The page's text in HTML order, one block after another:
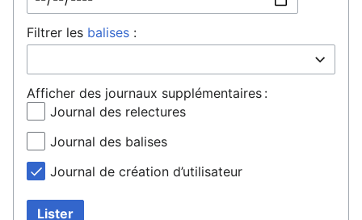
Filtrer les balises :
Afficher des journaux supplémentaires :
Journal des relectures
Journal des balises
Journal de création d’utilisateur
Lister